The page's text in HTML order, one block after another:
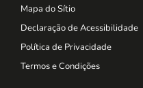
Mapa do Sítio
Declaração de Acessibilidade
Política de Privacidade
Termos e Condições